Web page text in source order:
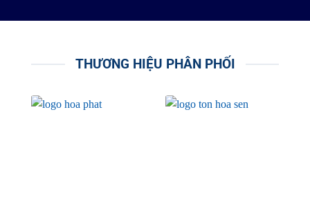
THƯƠNG HIỆU PHÂN PHỐI